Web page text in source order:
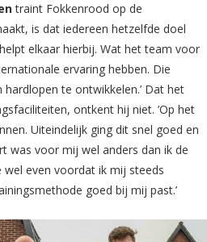
traint Fokkenrood op de
is dat iedereen hetzelfde doel
elkaar hierbij. Wat het team voor
ervaring hebben. Die
te ontwikkelen.’ Dat het
ontkent hij niet. ’Op het
Uiteindelijk ging dit snel goed en
was voor mij wel anders dan ik de
wel even voordat ik mij steeds
goed bij mij past.’